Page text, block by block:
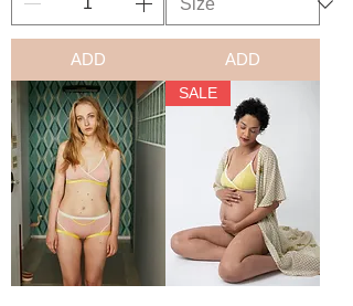
ADD ADD
SALE